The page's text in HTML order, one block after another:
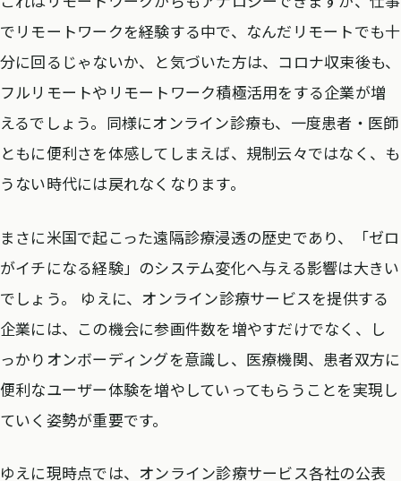
でリモートワークを経験する中で、なんだリモートでも十
分に回るじゃないか、と気づいた方は、コロナ収束後も、
フルリモートやリモートワーク積極活用をする企業が増
えるでしょう。同様にオンライン診療も、一度患者・医師
ともに便利さを体感してしまえば、規制云々ではなく、も
うない時代には戻れなくなります。
まさに米国で起こった遠隔診療浸透の歴史であり、「ゼロ
がイチになる経験」のシステム変化へ与える影響は大きい
でしょう。 ゆえに、オンライン診療サービスを提供する
企業には、この機会に参画件数を増やすだけでなく、し
っかりオンボーディングを意識し、医療機関、患者双方に
便利なユーザー体験を増やしていってもらうことを実現し
ていく姿勢が重要です。
ゆえに現時点では、オンライン診療サービス各社の公表